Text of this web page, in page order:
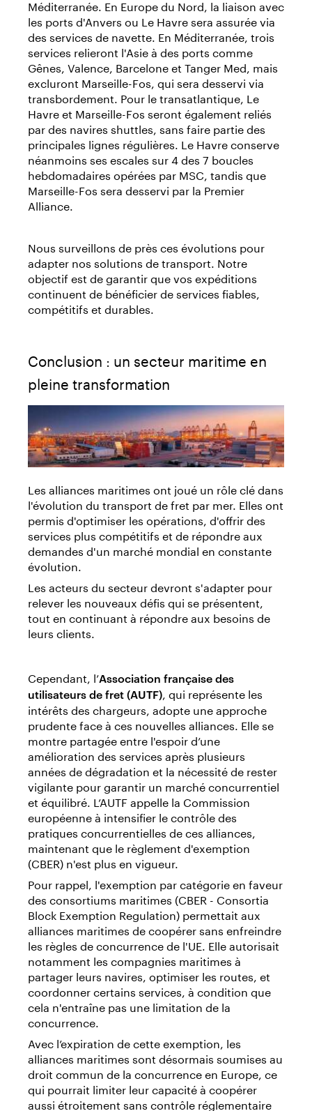
Méditerranée. En Europe du Nord, la liaison avec
les ports d'Anvers ou Le Havre sera assurée via
des services de navette. En Méditerranée, trois
services relieront l'Asie à des ports comme
Gênes, Valence, Barcelone et Tanger Med, mais
excluront Marseille-Fos, qui sera desservi via
transbordement. Pour le transatlantique, Le
Havre et Marseille-Fos seront également reliés
par des navires shuttles, sans faire partie des
principales lignes régulières. Le Havre conserve
néanmoins ses escales sur 4 des 7 boucles
hebdomadaires opérées par MSC, tandis que
Marseille-Fos sera desservi par la Premier
Alliance.
Nous surveillons de près ces évolutions pour
adapter nos solutions de transport. Notre
objectif est de garantir que vos expéditions
continuent de bénéficier de services fiables,
compétitifs et durables.
Conclusion : un secteur maritime en
pleine transformation
Les alliances maritimes ont joué un rôle clé dans
l'évolution du transport de fret par mer. Elles ont
permis d'optimiser les opérations, d'offrir des
services plus compétitifs et de répondre aux
demandes d'un marché mondial en constante
évolution.
Les acteurs du secteur devront s'adapter pour
relever les nouveaux défis qui se présentent,
tout en continuant à répondre aux besoins de
leurs clients.
Cependant, l’Association française des
utilisateurs de fret (AUTF), qui représente les
intérêts des chargeurs, adopte une approche
prudente face à ces nouvelles alliances. Elle se
montre partagée entre l'espoir d’une
amélioration des services après plusieurs
années de dégradation et la nécessité de rester
vigilante pour garantir un marché concurrentiel
et équilibré. L’AUTF appelle la Commission
européenne à intensifier le contrôle des
pratiques concurrentielles de ces alliances,
maintenant que le règlement d'exemption
(CBER) n'est plus en vigueur.
Pour rappel, l'exemption par catégorie en faveur
des consortiums maritimes (CBER - Consortia
Block Exemption Regulation) permettait aux
alliances maritimes de coopérer sans enfreindre
les règles de concurrence de l'UE. Elle autorisait
notamment les compagnies maritimes à
partager leurs navires, optimiser les routes, et
coordonner certains services, à condition que
cela n'entraîne pas une limitation de la
concurrence.
Avec l’expiration de cette exemption, les
alliances maritimes sont désormais soumises au
droit commun de la concurrence en Europe, ce
qui pourrait limiter leur capacité à coopérer
aussi étroitement sans contrôle réglementaire